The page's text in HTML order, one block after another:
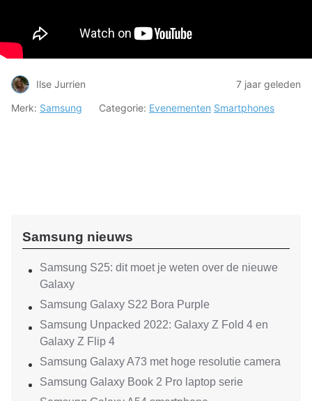
Ilse Jurrien
7 jaar geleden
Merk: Samsung Categorie: Evenementen Smartphones
Samsung nieuws
Samsung S25: dit moet je weten over de nieuwe
Galaxy
Samsung Galaxy S22 Bora Purple
Samsung Unpacked 2022: Galaxy Z Fold 4 en
Galaxy Z Flip 4
Samsung Galaxy A73 met hoge resolutie camera
Samsung Galaxy Book 2 Pro laptop serie